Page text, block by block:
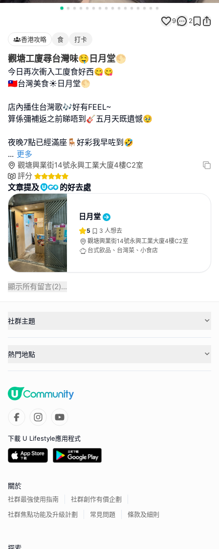
9 2
香港攻略 食 打卡
觀塘工廈尋台灣味🤤日月堂🌕
今日再次衝入工廈食好西😋😋
🇹🇼台灣美食☀日月堂🌕
店內播住台灣歌🎶好有FEEL~
算係彌補返之前睇唔到🎸五月天既遺憾🥹
... 更多
觀塘興業街14號永興工業大廈4樓C2室
評分
文章提及 的好去處
日月堂
5 3 人想去
觀塘興業街14號永興工業大廈4樓C2室
台式飲品、台灣菜、小食店
顯示所有留言(2)...
社群主題
熱門地點
下載 U Lifestyle應用程式
關於
社群最強使用指南
社群創作有價企劃
社群焦點功能及升級計劃
常見問題 條款及細則